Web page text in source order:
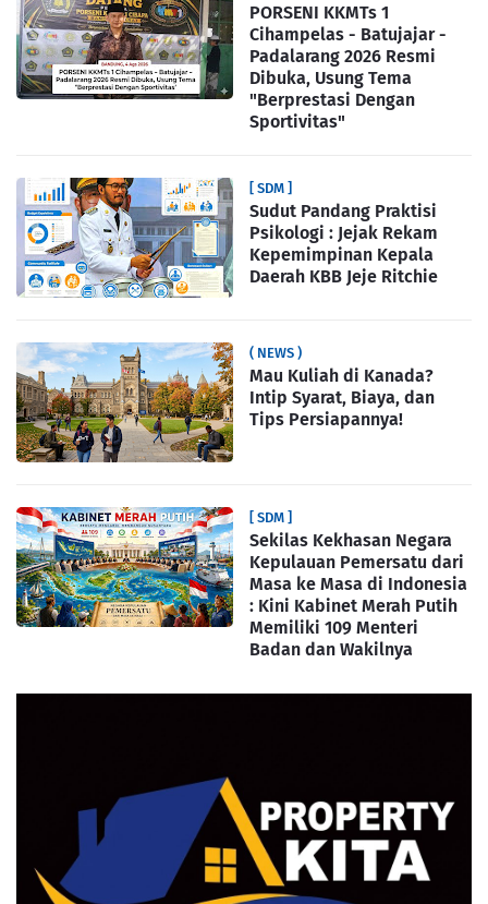
PORSENI KKMTs 1
Cihampelas - Batujajar -
Padalarang 2026 Resmi
Dibuka, Usung Tema
"Berprestasi Dengan
Sportivitas"
[ SDM ]
Sudut Pandang Praktisi
Psikologi : Jejak Rekam
Kepemimpinan Kepala
Daerah KBB Jeje Ritchie
( NEWS )
Mau Kuliah di Kanada?
Intip Syarat, Biaya, dan
Tips Persiapannya!
[ SDM ]
Sekilas Kekhasan Negara
Kepulauan Pemersatu dari
Masa ke Masa di Indonesia
: Kini Kabinet Merah Putih
Memiliki 109 Menteri
Badan dan Wakilnya